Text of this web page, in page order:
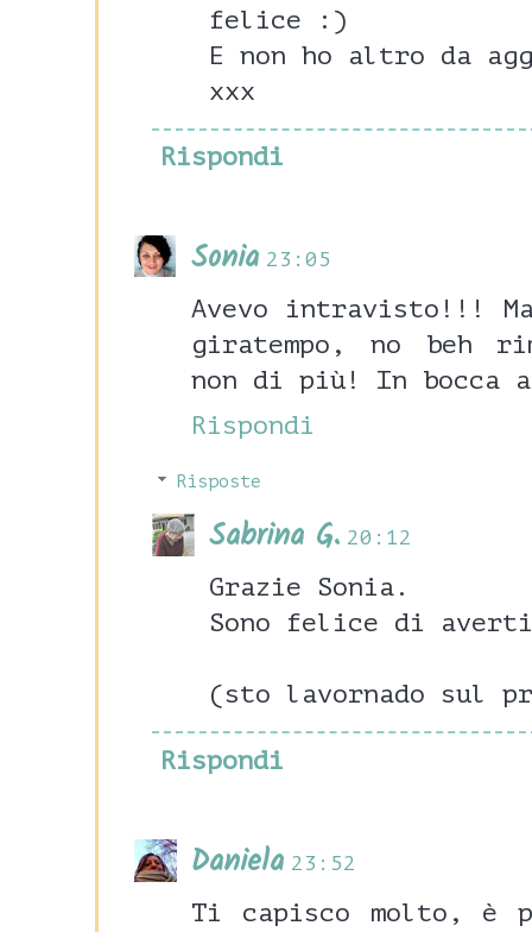
felice :)
E non ho altro da
xxx
Rispondi
Sonia 23:05
Avevo intravisto!!!
giratempo, no beh
non di più! In bocca
Rispondi
Risposte
Sabrina G. 20:12
Grazie Sonia.
Sono felice di
(sto lavornado sul
Rispondi
Daniela 23:52
Ti capisco molto, è